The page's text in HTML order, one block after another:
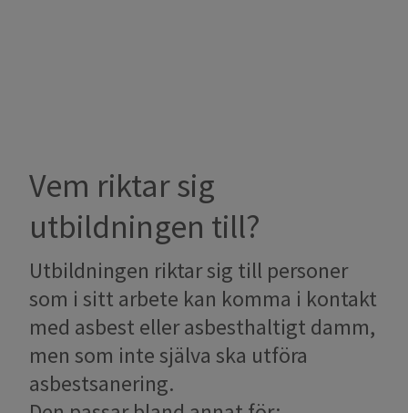
Vem riktar sig
utbildningen till?
Utbildningen riktar sig till personer
som i sitt arbete kan komma i kontakt
med asbest eller asbesthaltigt damm,
men som inte själva ska utföra
asbestsanering.